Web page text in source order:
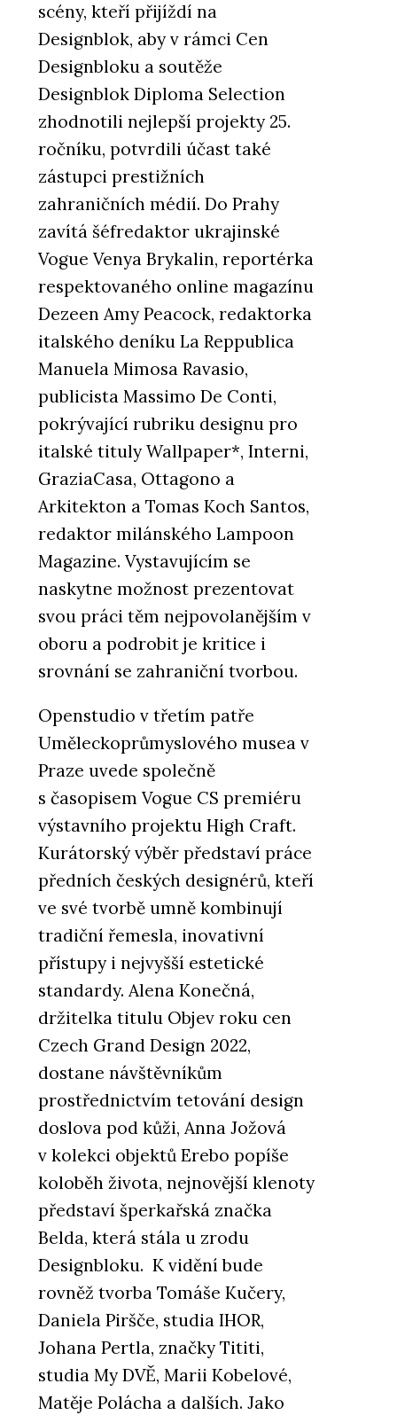
scény, kteří přijíždí na
Designblok, aby v rámci Cen
Designbloku a soutěže
Designblok Diploma Selection
zhodnotili nejlepší projekty 25.
ročníku, potvrdili účast také
zástupci prestižních
zahraničních médií. Do Prahy
zavítá šéfredaktor ukrajinské
Vogue Venya Brykalin, reportérka
respektovaného online magazínu
Dezeen Amy Peacock, redaktorka
italského deníku La Reppublica
Manuela Mimosa Ravasio,
publicista Massimo De Conti,
pokrývající rubriku designu pro
italské tituly Wallpaper*, Interni,
GraziaCasa, Ottagono a
Arkitekton a Tomas Koch Santos,
redaktor milánského Lampoon
Magazine. Vystavujícím se
naskytne možnost prezentovat
svou práci těm nejpovolanějším v
oboru a podrobit je kritice i
srovnání se zahraniční tvorbou.
Openstudio v třetím patře
Uměleckoprůmyslového musea v
Praze uvede společně
s časopisem Vogue CS premiéru
výstavního projektu High Craft.
Kurátorský výběr představí práce
předních českých designérů, kteří
ve své tvorbě umně kombinují
tradiční řemesla, inovativní
přístupy i nejvyšší estetické
standardy. Alena Konečná,
držitelka titulu Objev roku cen
Czech Grand Design 2022,
dostane návštěvníkům
prostřednictvím tetování design
doslova pod kůži, Anna Jožová
v kolekci objektů Erebo popíše
koloběh života, nejnovější klenoty
představí šperkařská značka
Belda, která stála u zrodu
Designbloku. K vidění bude
rovněž tvorba Tomáše Kučery,
Daniela Piršče, studia IHOR,
Johana Pertla, značky Tititi,
studia My DVĚ, Marii Kobelové,
Matěje Polácha a dalších. Jako